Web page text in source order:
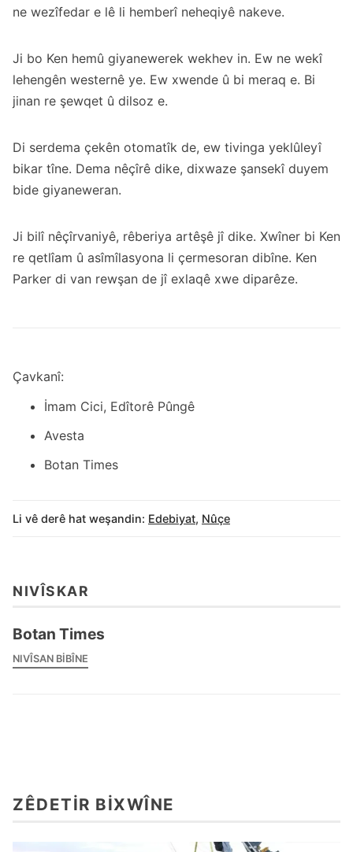
ne wezîfedar e lê li hemberî neheqiyê nakeve.
Ji bo Ken hemû giyanewerek wekhev in. Ew ne wekî
lehengên westernê ye. Ew xwende û bi meraq e. Bi
jinan re şewqet û dilsoz e.
Di serdema çekên otomatîk de, ew tivinga yeklûleyî
bikar tîne. Dema nêçîrê dike, dixwaze şansekî duyem
bide giyaneweran.
Ji bilî nêçîrvaniyê, rêberiya artêşê jî dike. Xwîner bi Ken
re qetlîam û asîmîlasyona li çermesoran dibîne. Ken
Parker di van rewşan de jî exlaqê xwe diparêze.
Çavkanî:
İmam Cici, Edîtorê Pûngê
Avesta
Botan Times
Li vê derê hat weşandin: Edebiyat, Nûçe
NIVÎSKAR
Botan Times
NIVÎSAN BIBÎNE
ZÊDETIR BIXWÎNE